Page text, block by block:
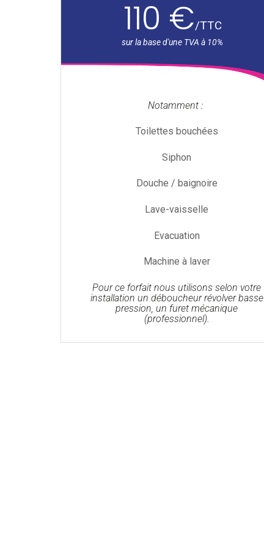
110 €/TTC
Notamment :
Toilettes bouchées
Siphon
Douche / baignoire
Lave-vaisselle
Evacuation
Machine à laver
Pour ce forfait nous utilisons selon votre
installation un déboucheur révolver basse
pression, un furet mécanique
(professionnel).